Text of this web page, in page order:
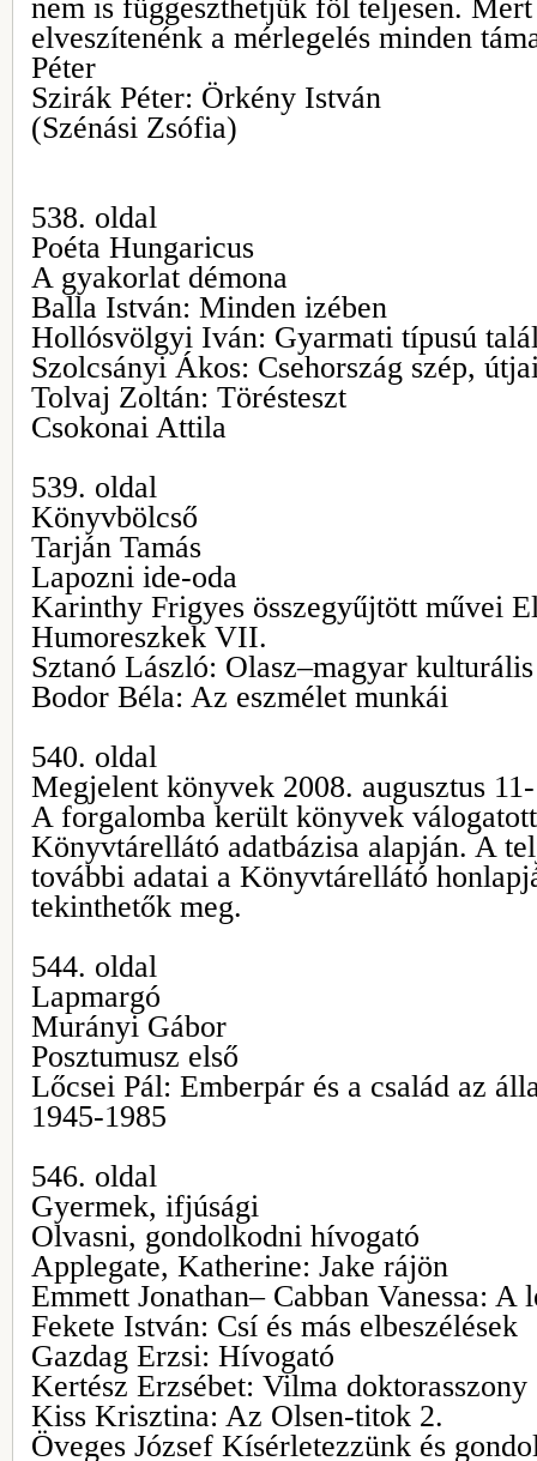
nem is függeszthetjük föl teljesen.
elveszítenénk a mérlegelés minden
Péter
Szirák Péter: Örkény István
(Szénási Zsófia)
538. oldal
Poéta Hungaricus
A gyakorlat démona
Balla István: Minden izében
Hollósvölgyi Iván: Gyarmati típusú
Szolcsányi Ákos: Csehország szép,
Tolvaj Zoltán: Törésteszt
Csokonai Attila
539. oldal
Könyvbölcső
Tarján Tamás
Lapozni ide-oda
Karinthy Frigyes összegyűjtött művei
Humoreszkek VII.
Sztanó László: Olasz–magyar
Bodor Béla: Az eszmélet munkái
540. oldal
Megjelent könyvek 2008. augusztus
A forgalomba került könyvek
Könyvtárellátó adatbázisa alapján. A
további adatai a Könyvtárellátó
tekinthetők meg.
544. oldal
Lapmargó
Murányi Gábor
Posztumusz első
Lőcsei Pál: Emberpár és a család az
1945-1985
546. oldal
Gyermek, ifjúsági
Olvasni, gondolkodni hívogató
Applegate, Katherine: Jake rájön
Emmett Jonathan– Cabban Vanessa: A
Fekete István: Csí és más elbeszélések
Gazdag Erzsi: Hívogató
Kertész Erzsébet: Vilma doktorasszony
Kiss Krisztina: Az Olsen-titok 2.
Öveges József Kísérletezzünk és